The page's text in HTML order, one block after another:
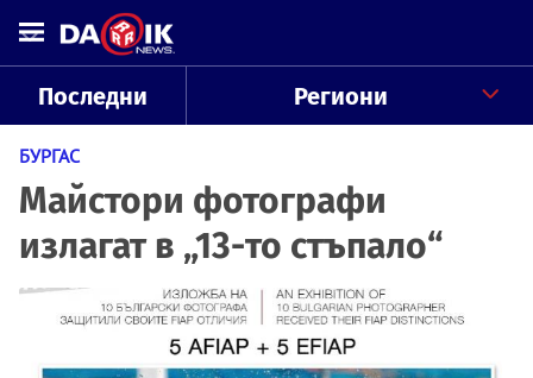
Последни Региони
БУРГАС
Майстори фотографи
излагат в „13-то стъпало“